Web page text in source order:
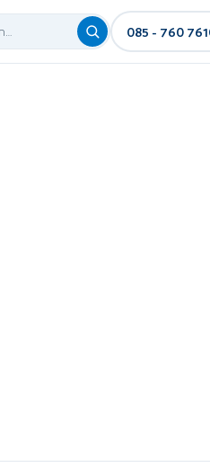
085 - 760